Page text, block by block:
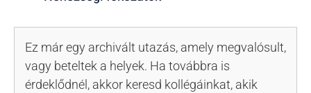
Ez már egy archivált utazás, amely megvalósult,
vagy beteltek a helyek. Ha továbbra is
érdeklődnél, akkor keresd kollégáinkat, akik